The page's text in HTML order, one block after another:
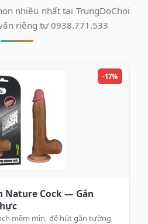
nhiều nhất tại TrungDoChoi
riêng tư 0938.771.533
-17%
Nature Cock — Gắn
mềm mịn, đế hút gắn tường